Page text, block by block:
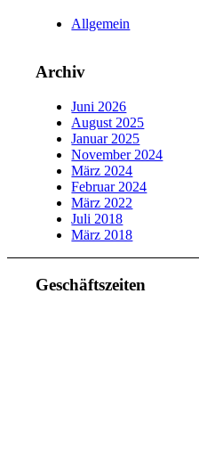
Allgemein
Archiv
Juni 2026
August 2025
Januar 2025
November 2024
März 2024
Februar 2024
März 2022
Juli 2018
März 2018
Geschäftszeiten